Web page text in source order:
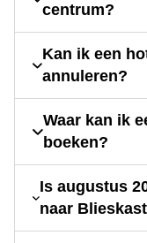
centrum?
Kan ik een
annuleren?
Waar kan ik
boeken?
Is augustus
naar